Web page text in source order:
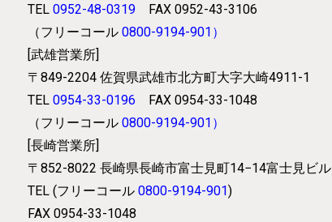
TEL0952-48-0319
FAX 0952-43-3106
（フリーコール0800-9194-901 ）
[武雄営業所]
〒849-2204佐賀県武雄市北方町大字大崎4911-1
TEL0954-33-0196
FAX 0954-33-1048
（フリーコール0800-9194-901 ）
[長崎営業所]
〒852-8022長崎県長崎市富士見町14−14富士見ビル
TEL (フリーコール0800-9194-901)
FAX 0954-33-1048